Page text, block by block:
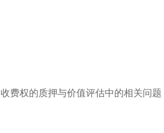
收费权的质押与价值评估中的相关问题